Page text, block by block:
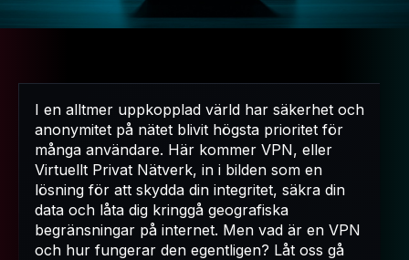
I en alltmer uppkopplad värld har säkerhet och
anonymitet på nätet blivit högsta prioritet för
många användare. Här kommer VPN, eller
Virtuellt Privat Nätverk, in i bilden som en
lösning för att skydda din integritet, säkra din
data och låta dig kringgå geografiska
begränsningar på internet. Men vad är en VPN
och hur fungerar den egentligen? Låt oss gå